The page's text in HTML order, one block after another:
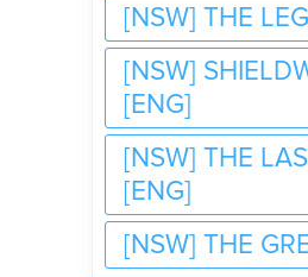
[NSW] THE
[NSW]
[ENG]
[NSW] THE
[ENG]
[NSW] THE